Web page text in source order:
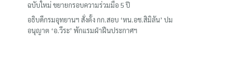
ฉบับใหม่ ขยายกรอบความร่วมมือ 5 ปี
อธิบดีกรมอุทยานฯ​ สั่งตั้ง กก.สอบ ‘หน.อช.สิมิลัน’ ปม
อนุญาต ‘อ.วีระ’ พักแรมฝ่าฝืนประกาศฯ